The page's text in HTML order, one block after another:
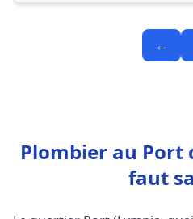
←
Plombier au Port
faut